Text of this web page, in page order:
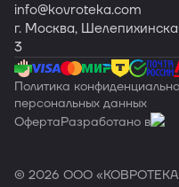
info@kovroteka.com
г. Москва,
3
Политика
персональных данных
ОфертаРазработано в
© 2026 ООО